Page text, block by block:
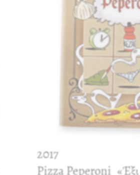
2017
Pizza Peperoni